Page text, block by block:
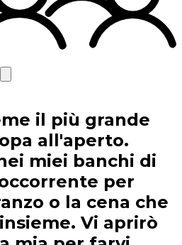
il più grande
all'aperto.
miei banchi di
per
o la cena che
Vi aprirò